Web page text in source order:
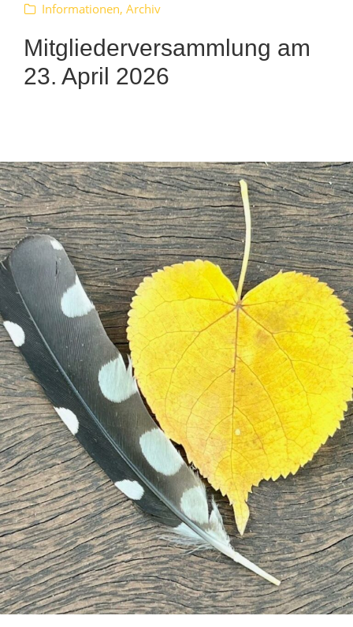
Informationen, Archiv
Mitgliederversammlung am
23. April 2026